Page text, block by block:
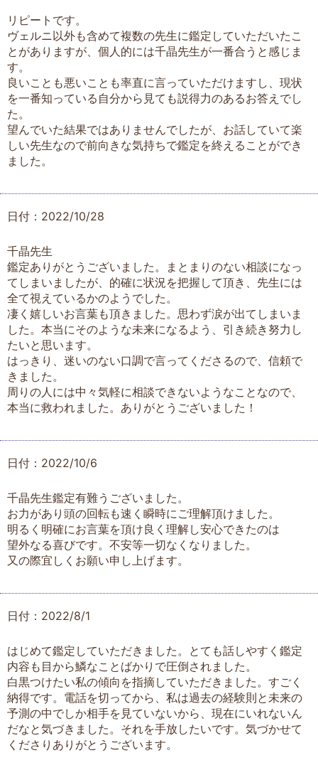
リピートです。
ヴェルニ以外も含めて複数の先生に鑑定していただいたこ
とがありますが、個人的には千晶先生が一番合うと感じま
す。
良いことも悪いことも率直に言っていただけますし、現状
を一番知っている自分から見ても説得力のあるお答えでし
た。
望んでいた結果ではありませんでしたが、お話していて楽
しい先生なので前向きな気持ちで鑑定を終えることができ
ました。
日付：2022/10/28
千晶先生
鑑定ありがとうございました。まとまりのない相談になっ
てしまいましたが、的確に状況を把握して頂き、先生には
全て視えているかのようでした。
凄く嬉しいお言葉も頂きました。思わず涙が出てしまいま
した。本当にそのような未来になるよう、引き続き努力し
たいと思います。
はっきり、迷いのない口調で言ってくださるので、信頼で
きました。
周りの人には中々気軽に相談できないようなことなので、
本当に救われました。ありがとうございました！
日付：2022/10/6
千晶先生鑑定有難うございました。
お力があり頭の回転も速く瞬時にご理解頂けました。
明るく明確にお言葉を頂け良く理解し安心できたのは
望外なる喜びです。不安等一切なくなりました。
又の際宜しくお願い申し上げます。
日付：2022/8/1
はじめて鑑定していただきました。とても話しやすく鑑定
内容も目から鱗なことばかりで圧倒されました。
白黒つけたい私の傾向を指摘していただきました。すごく
納得です。電話を切ってから、私は過去の経験則と未来の
予測の中でしか相手を見ていないから、現在にいれないん
だなと気づきました。それを手放したいです。気づかせて
くださりありがとうございます。